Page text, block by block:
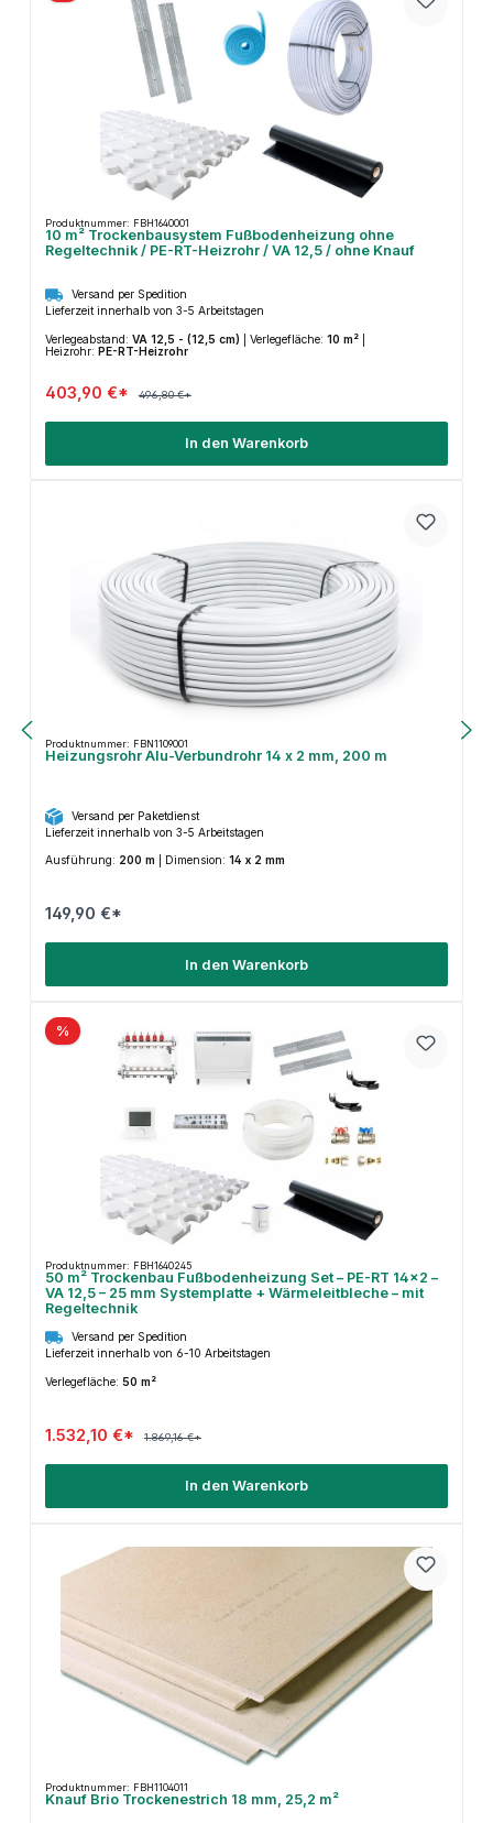
Produktnummer: FBH1640001
10 m² Trockenbausystem Fußbodenheizung ohne
Regeltechnik / PE-RT-Heizrohr / VA 12,5 / ohne Knauf
Versand per Spedition
Lieferzeit innerhalb von 3-5 Arbeitstagen
Verlegeabstand: VA 12,5 - (12,5 cm) Verlegefläche: 10 m²
Heizrohr: PE-RT-Heizrohr
403,90 €* 496,80 €*
In den Warenkorb
Produktnummer: FBN1109001
Heizungsrohr Alu-Verbundrohr 14 x 2 mm, 200 m
Versand per Paketdienst
Lieferzeit innerhalb von 3-5 Arbeitstagen
Ausführung: 200 m Dimension: 14 x 2 mm
149,90 €*
In den Warenkorb
%
Produktnummer: FBH1640245
50 m² Trockenbau Fußbodenheizung Set – PE-RT 14×2 –
VA 12,5 – 25 mm Systemplatte + Wärmeleitbleche – mit
Regeltechnik
Versand per Spedition
Lieferzeit innerhalb von 6-10 Arbeitstagen
Verlegefläche: 50 m²
1.532,10 €* 1.869,16 €*
In den Warenkorb
Produktnummer: FBH1104011
Knauf Brio Trockenestrich 18 mm, 25,2 m²